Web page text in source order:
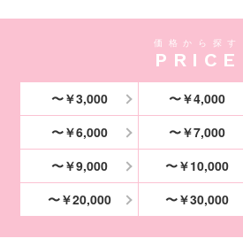
価格から探す
P R I C E
〜￥3,000 〜￥4,000
〜￥6,000
〜￥7,000
〜￥9,000
〜￥10,000
〜￥20,000
〜￥30,000